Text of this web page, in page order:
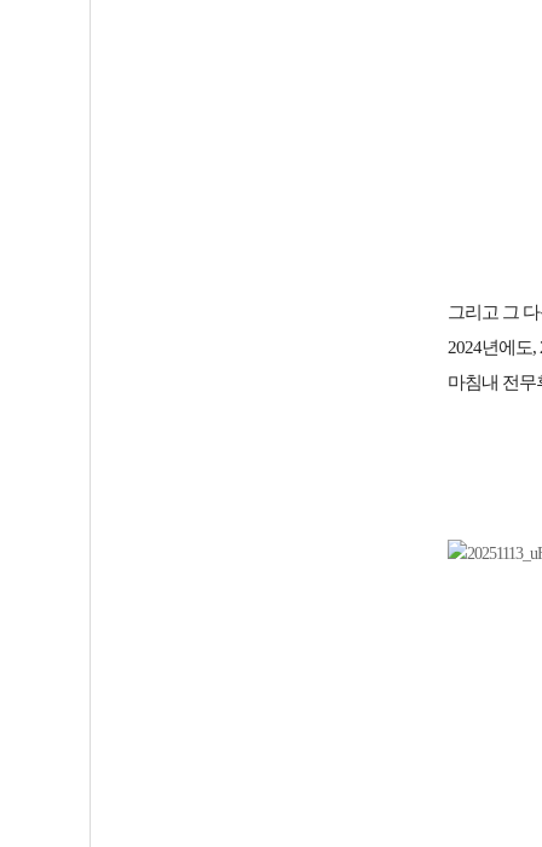
그리고 그
2024년에도
마침내 전